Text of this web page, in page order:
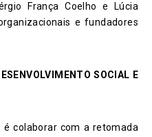
França Coelho e Lúcia
e fundadores
SOCIAL E
colaborar com a retomada